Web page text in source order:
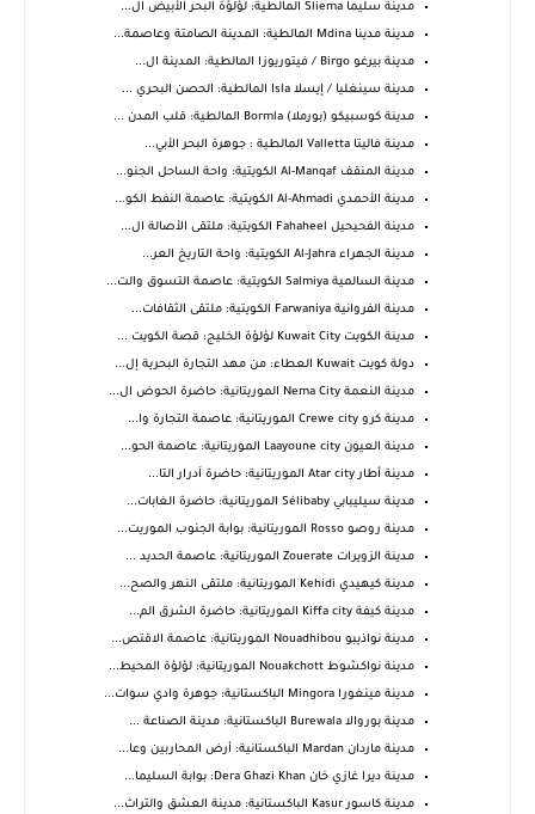
مدينة سليما Sliema المالطية: لؤلؤة البحر الأبيض ال...
مدينة مدينا Mdina المالطية: المدينة الصامتة وعاصمة...
مدينة بيرغو Birgo / فيتوريوزا المالطية: المدينة ال...
مدينة سينغليا / إيسلا Isla المالطية: الحصن البحري ...
مدينة كوسبيكو (بورملا) Bormla المالطية: قلب المدن ...
مدينة فاليتا Valletta المالطية : جوهرة البحر الأبي...
مدينة المنقف Al-Manqaf الكويتية: واحة الساحل الجنو...
مدينة الأحمدي Al-Ahmadi الكويتية: عاصمة النفط الكو...
مدينة الفحيحيل Fahaheel الكويتية: ملتقى الأصالة ال...
مدينة الجهراء Al-Jahra الكويتية: واحة التاريخ العر...
مدينة السالمية Salmiya الكويتية: عاصمة التسوق والت...
مدينة الفروانية Farwaniya الكويتية: ملتقى الثقافات...
مدينة الكويت Kuwait City لؤلؤة الخليج: قصة الكويت ...
دولة كويت Kuwait العطاء: من مهد التجارة البحرية إل...
مدينة النعمة Nema City الموريتانية: حاضرة الحوض ال...
مدينة كرو Crewe city الموريتانية: عاصمة التجارة وا...
مدينة العيون Laayoune city الموريتانية: عاصمة الحو...
مدينة أطار Atar city الموريتانية: حاضرة آدرار التا...
مدينة سيليبابي Sélibaby الموريتانية: حاضرة الغابات...
مدينة روصو Rosso الموريتانية: بوابة الجنوب الموريت...
مدينة الزويرات Zouerate الموريتانية: عاصمة الحديد ...
مدينة كيهيدي Kehidi الموريتانية: ملتقى النهر والصح...
مدينة كيفة Kiffa city الموريتانية: حاضرة الشرق الم...
مدينة نواذيبو Nouadhibou الموريتانية: عاصمة الاقتص...
مدينة نواكشوط Nouakchott الموريتانية: لؤلؤة المحيط...
مدينة مينغورا Mingora الباكستانية: جوهرة وادي سوات...
مدينة بوروالا Burewala الباكستانية: مدينة الصناعة ...
مدينة ماردان Mardan الباكستانية: أرض المحاربين وعا...
مدينة ديرا غازي خان Dera Ghazi Khan: بوابة السليما...
مدينة كاسور Kasur الباكستانية: مدينة العشق والتراث...